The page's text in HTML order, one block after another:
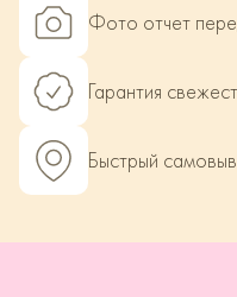
Фото отчет
Гарантия
Быстрый